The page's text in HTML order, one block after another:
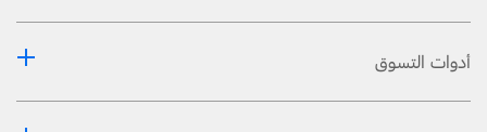
أدوات التسوق